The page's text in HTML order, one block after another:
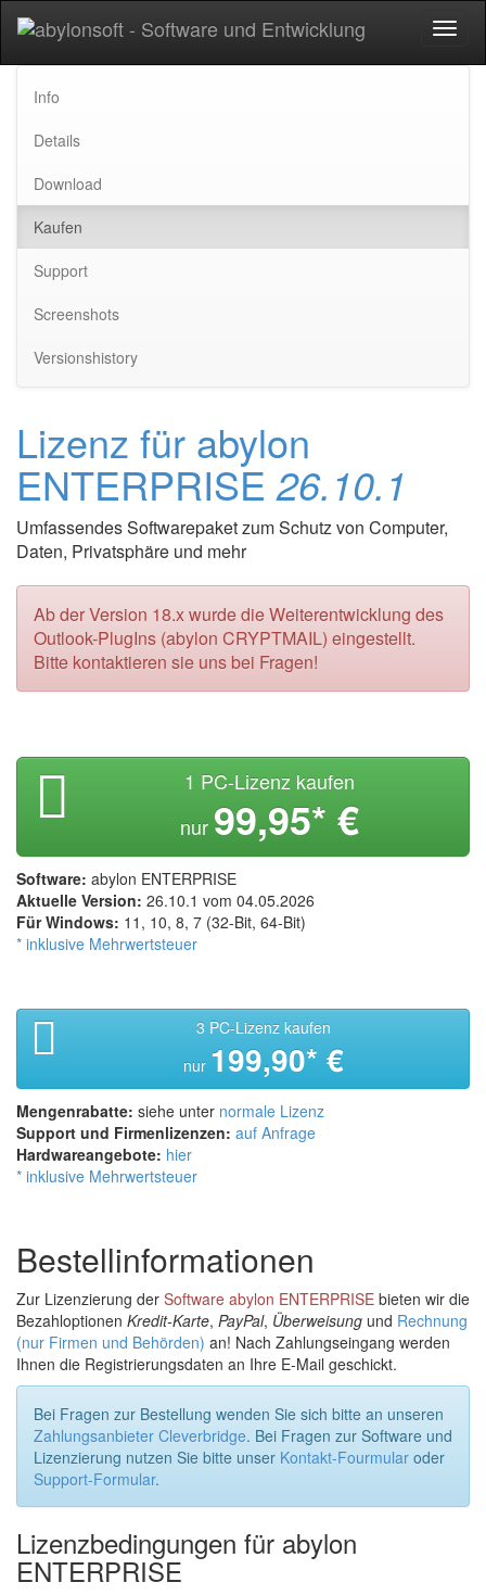
Info
Details
Download
Kaufen
Support
Screenshots
Versionshistory
Lizenz für abylon
ENTERPRISE 26.10.1
Umfassendes Softwarepaket zum Schutz von Computer,
Daten, Privatsphäre und mehr
Ab der Version 18.x wurde die Weiterentwicklung des
Outlook-PlugIns (abylon CRYPTMAIL) eingestellt.
Bitte kontaktieren sie uns bei Fragen!
1 PC-Lizenz kaufen
nur 99,95* €
Software: abylon ENTERPRISE
Aktuelle Version: 26.10.1 vom 04.05.2026
Für Windows: 11, 10, 8, 7 (32-Bit, 64-Bit)
* inklusive Mehrwertsteuer
3 PC-Lizenz kaufen
nur 199,90* €
Mengenrabatte: siehe unter normale Lizenz
Support und Firmenlizenzen: auf Anfrage
Hardwareangebote: hier
* inklusive Mehrwertsteuer
Bestellinformationen
Zur Lizenzierung der Software abylon ENTERPRISE bieten wir die
Bezahloptionen Kredit-Karte, PayPal, Überweisung und Rechnung
(nur Firmen und Behörden) an! Nach Zahlungseingang werden
Ihnen die Registrierungsdaten an Ihre E-Mail geschickt.
Bei Fragen zur Bestellung wenden Sie sich bitte an unseren
Zahlungsanbieter Cleverbridge. Bei Fragen zur Software und
Lizenzierung nutzen Sie bitte unser Kontakt-Fourmular oder
Support-Formular.
Lizenzbedingungen für abylon
ENTERPRISE